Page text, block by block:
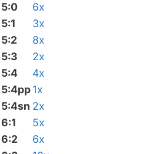
5:0
6x
5:1
3x
5:2
8x
5:3
2x
5:4
4x
5:4pp1x
5:4sn 2x
6:1
5x
6:2
6x